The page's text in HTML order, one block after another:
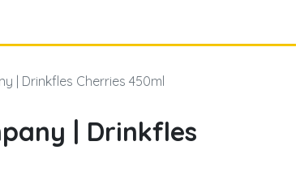
| Drinkfles Cherries 450ml
| Drinkfles